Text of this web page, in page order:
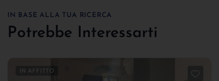
IN BASE ALLA TUA RICERCA
Potrebbe Interessarti
IN AFFITTO